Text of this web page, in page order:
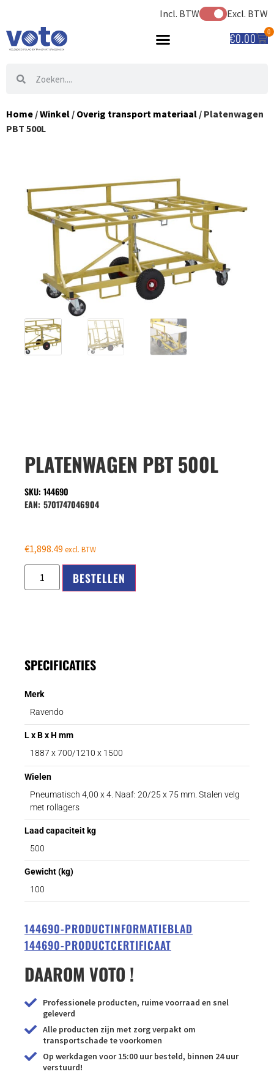
Incl. BTW Excl. BTW
€0.00 0
Home /Winkel / Overig transport materiaal / Platenwagen
PBT 500L
PLATENWAGEN PBT 500L
SKU: 144690
EAN: 5701747046904
€1,898.49 excl. BTW
BESTELLEN
SPECIFICATIES
Merk
Ravendo
L x B x H mm
1887 x 700/1210 x 1500
Wielen
Pneumatisch 4,00 x 4. Naaf: 20/25 x 75 mm. Stalen velg
met rollagers
Laad capaciteit kg
500
Gewicht (kg)
100
144690-PRODUCTINFORMATIEBLAD
144690-PRODUCTCERTIFICAAT
DAAROM VOTO !
Professionele producten, ruime voorraad en snel
geleverd
Alle producten zijn met zorg verpakt om
transportschade te voorkomen
Op werkdagen voor 15:00 uur besteld, binnen 24 uur
verstuurd!